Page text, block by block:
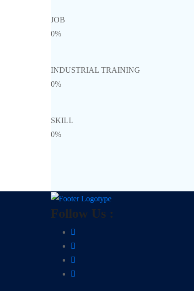
JOB
0%
INDUSTRIAL TRAINING
0%
SKILL
0%
Follow Us :